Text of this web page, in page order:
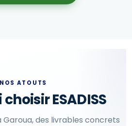
NOS ATOUTS
ESADISS
Garoua, des livrables concrets